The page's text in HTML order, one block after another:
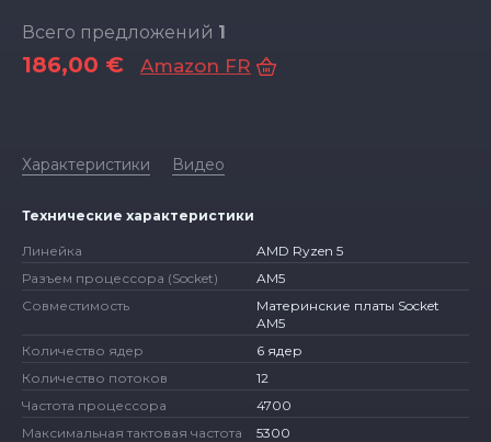
Всего предложений 1
186,00 € Amazon FR
Характеристики Видео
Технические характеристики
Линейка
AMD Ryzen 5
Разъем процессора (Socket)
AM5
Совместимость
Материнские платы Socket
AM5
Количество ядер
6 ядер
Количество потоков
12
Частота процессора
4700
Максимальная тактовая частота
5300